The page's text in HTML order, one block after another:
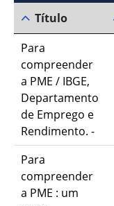
Título
Para
compreender
a PME / IBGE,
Departamento
de Emprego e
Rendimento. -
Para
compreender
a PME : um